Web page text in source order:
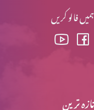
ہمیں فالو کریں
تازہ ترین